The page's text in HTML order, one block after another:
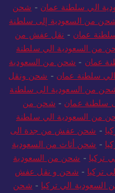
الي سلطنة عمان - شحن
من السعودية إلى سلطنة
عمان - نقل عفش من
من السعودية الي سلطنة
عمان - شحن من السعودية
سلطنة عمان - شحن ونقل
من السعودية الى سلطنة
سلطنة عمان - شحن من
من السعودية الي سلطنة
- شحن عفش من جدة الى
- شحن أثاث من السعودية
تركيا - شحن من السعودية
تركيا - شحن و نقل عفش
الي تركيا - شحن